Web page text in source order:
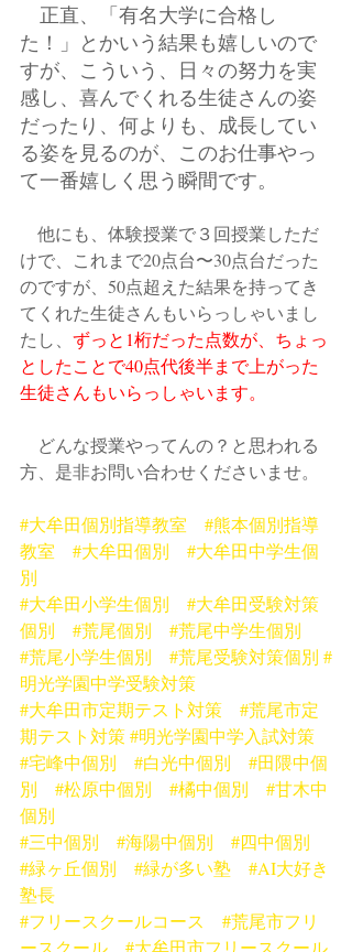
正直、「有名大学に合格し
た！」とかいう結果も嬉しいので
すが、こういう、日々の努力を実
感し、喜んでくれる生徒さんの姿
だったり、何よりも、成長してい
る姿を見るのが、このお仕事やっ
て一番嬉しく思う瞬間です。
他にも、体験授業で３回授業しただ
けで、これまで20点台〜30点台だった
のですが、50点超えた結果を持ってき
てくれた生徒さんもいらっしゃいまし
たし、 ずっと1桁だった点数が、ちょっ
としたことで40点代後半まで上がった
生徒さんもいらっしゃいます。
どんな授業やってんの？と思われる
方、是非お問い合わせくださいませ。
#大牟田個別指導教室
#熊本個別指導
教室
#大牟田個別
#大牟田中学生個
別
#大牟田小学生個別
#大牟田受験対策
個別
#荒尾個別
#荒尾中学生個別
#荒尾小学生個別
#荒尾受験対策個別 #
明光学園中学受験対策
#大牟田市定期テスト対策
#荒尾市定
期テスト対策#明光学園中学入試対策
#宅峰中個別
#白光中個別
#田隈中個
別
#松原中個別 #橘中個別
#甘木中
個別
#三中個別
#海陽中個別
#四中個別
#緑ヶ丘個別
#緑が多い塾
#AI大好き
塾長
#フリースクールコース
#荒尾市フリ
ースクール
#大牟田市フリースクール